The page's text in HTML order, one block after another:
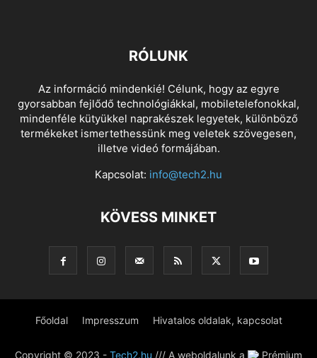
RÓLUNK
Az információ mindenkié! Célunk, hogy az egyre
gyorsabban fejlődő technológiákkal, mobiletelefonokkal,
mindenféle kütyükkel naprakészek legyetek, különböző
termékeket ismertethessünk meg veletek szövegesen,
illetve videó formájában.
Kapcsolat: info@tech2.hu
KÖVESS MINKET
Főoldal Impresszum Hivatalos oldalak, kapcsolat
Copyright © 2023 - Tech2.hu /// A weboldalunk a Prémium